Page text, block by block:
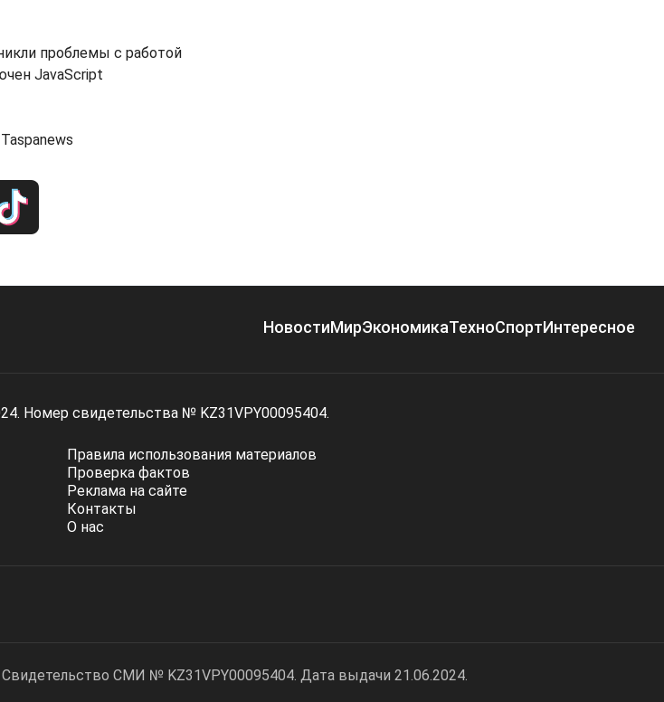
проблемы с работой
JavaScript
НовостиМирЭкономикаТехноСпортИнтересное
Номер свидетельства № KZ31VPY00095404.
Правила использования материалов
Проверка фактов
Реклама на сайте
Контакты
О нас
СМИ № KZ31VPY00095404. Дата выдачи 21.06.2024.